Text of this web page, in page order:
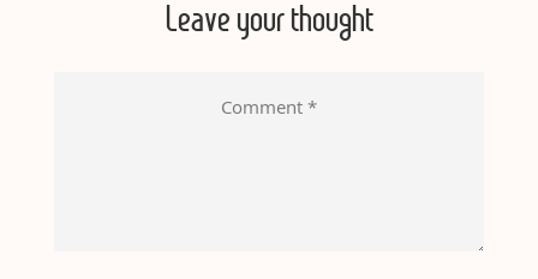
Leave your thought